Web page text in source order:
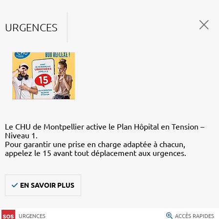
URGENCES
Le CHU de Montpellier active le Plan Hôpital en Tension –
Niveau 1.
Pour garantir une prise en charge adaptée à chacun,
appelez le 15 avant tout déplacement aux urgences.
EN SAVOIR PLUS
URGENCES ACCÈS RAPIDES